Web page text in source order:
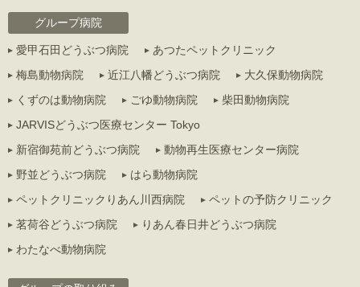
グループ病院
愛甲石田どうぶつ病院
あつたペットクリニック
梅島動物病院
近江八幡どうぶつ病院
大久保動物病院
くずのは動物病院
ごゆ動物病院
柴田動物病院
JARVISどうぶつ医療センター Tokyo
新宿御苑前どうぶつ病院
動物再生医療センター病院
野並どうぶつ病院
はら動物病院
ペットクリニックりあん川西病院
ペットの予防クリニック
茗荷谷どうぶつ病院
りあん春日井どうぶつ病院
わたなべ動物病院